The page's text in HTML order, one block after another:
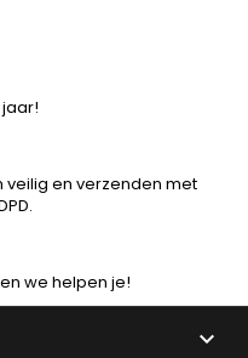
en verzenden met
we helpen je!
